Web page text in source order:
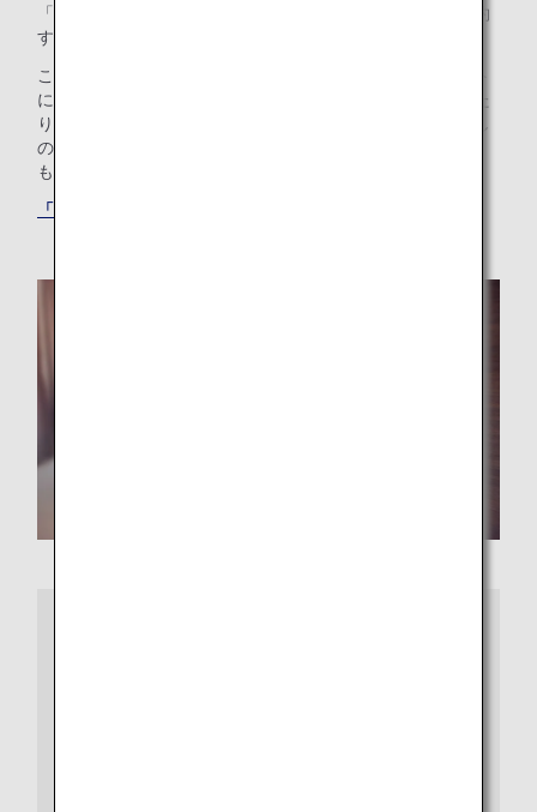
「ANAワールドホテル」サービスを使って、ホテルをご予約
することができます。
このサービスを使えば、ANAマイレージクラブのアカウント
にログインして最適なホテルを選ぶだけで、マイルを貯めた
り使ったりできます。ご家族でプール付きのホテルをお探し
の方も、ご出張のニーズにお応えするホテルをお探しの方
も、最適な「もうひとつの我が家」が見つかります。
「ANAワールドホテル」サービスでホテルを探す